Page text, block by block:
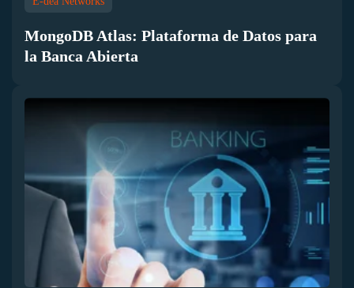
MongoDB Atlas: Plataforma de Datos para
la Banca Abierta